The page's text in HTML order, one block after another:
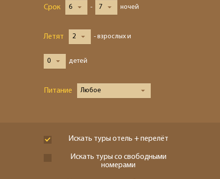
Срок 6 - 7 ночей
Летят 2 - взрослых и
0 детей
Питание Любое
Искать туры отель + перелёт
Искать туры со свободными
номерами